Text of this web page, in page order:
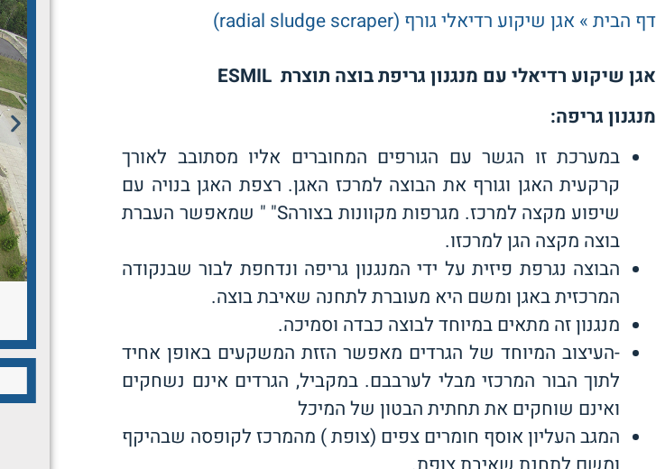
דף הבית»אגן שיקוע רדיאלי גורף (radial sludge scraper)
אגן שיקוע רדיאלי עם מנגנון גריפת בוצה תוצרת
מנגנון גריפה:
במערכת זו הגשר עם הגורפים המחוברים אליו מסתובב לאורך
קרקעית האגן וגורף את הבוצה למרכז האגן. רצפת האגן בנויה עם
שיפוע מקצה למרכז. מגרפות מקוונות בצורהS" " שמאפשר העברת
בוצה מקצה הגן למרכזו.
הבוצה נגרפת פיזית על ידי המנגנון גריפה ונדחפת לבור שבנקודה
המרכזית באגן ומשם היא מעוברת לתחנה שאיבת בוצה.
מנגנון זה מתאים במיוחד לבוצה כבדה וסמיכה.
-העיצוב המיוחד של הגרדים מאפשר הזזת המשקעים באופן אחיד
לתוך הבור המרכזי מבלי לערבבם. במקביל, הגרדים אינם נשחקים
ואינם שוחקים את תחתית הבטון של המיכל
המגב העליון אוסף חומרים צפים (צופת ) מהמרכז לקופסה שבהיקף